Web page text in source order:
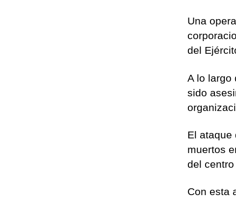
Una
del
A lo largo
sido
El ataque
muertos
del
Con esta